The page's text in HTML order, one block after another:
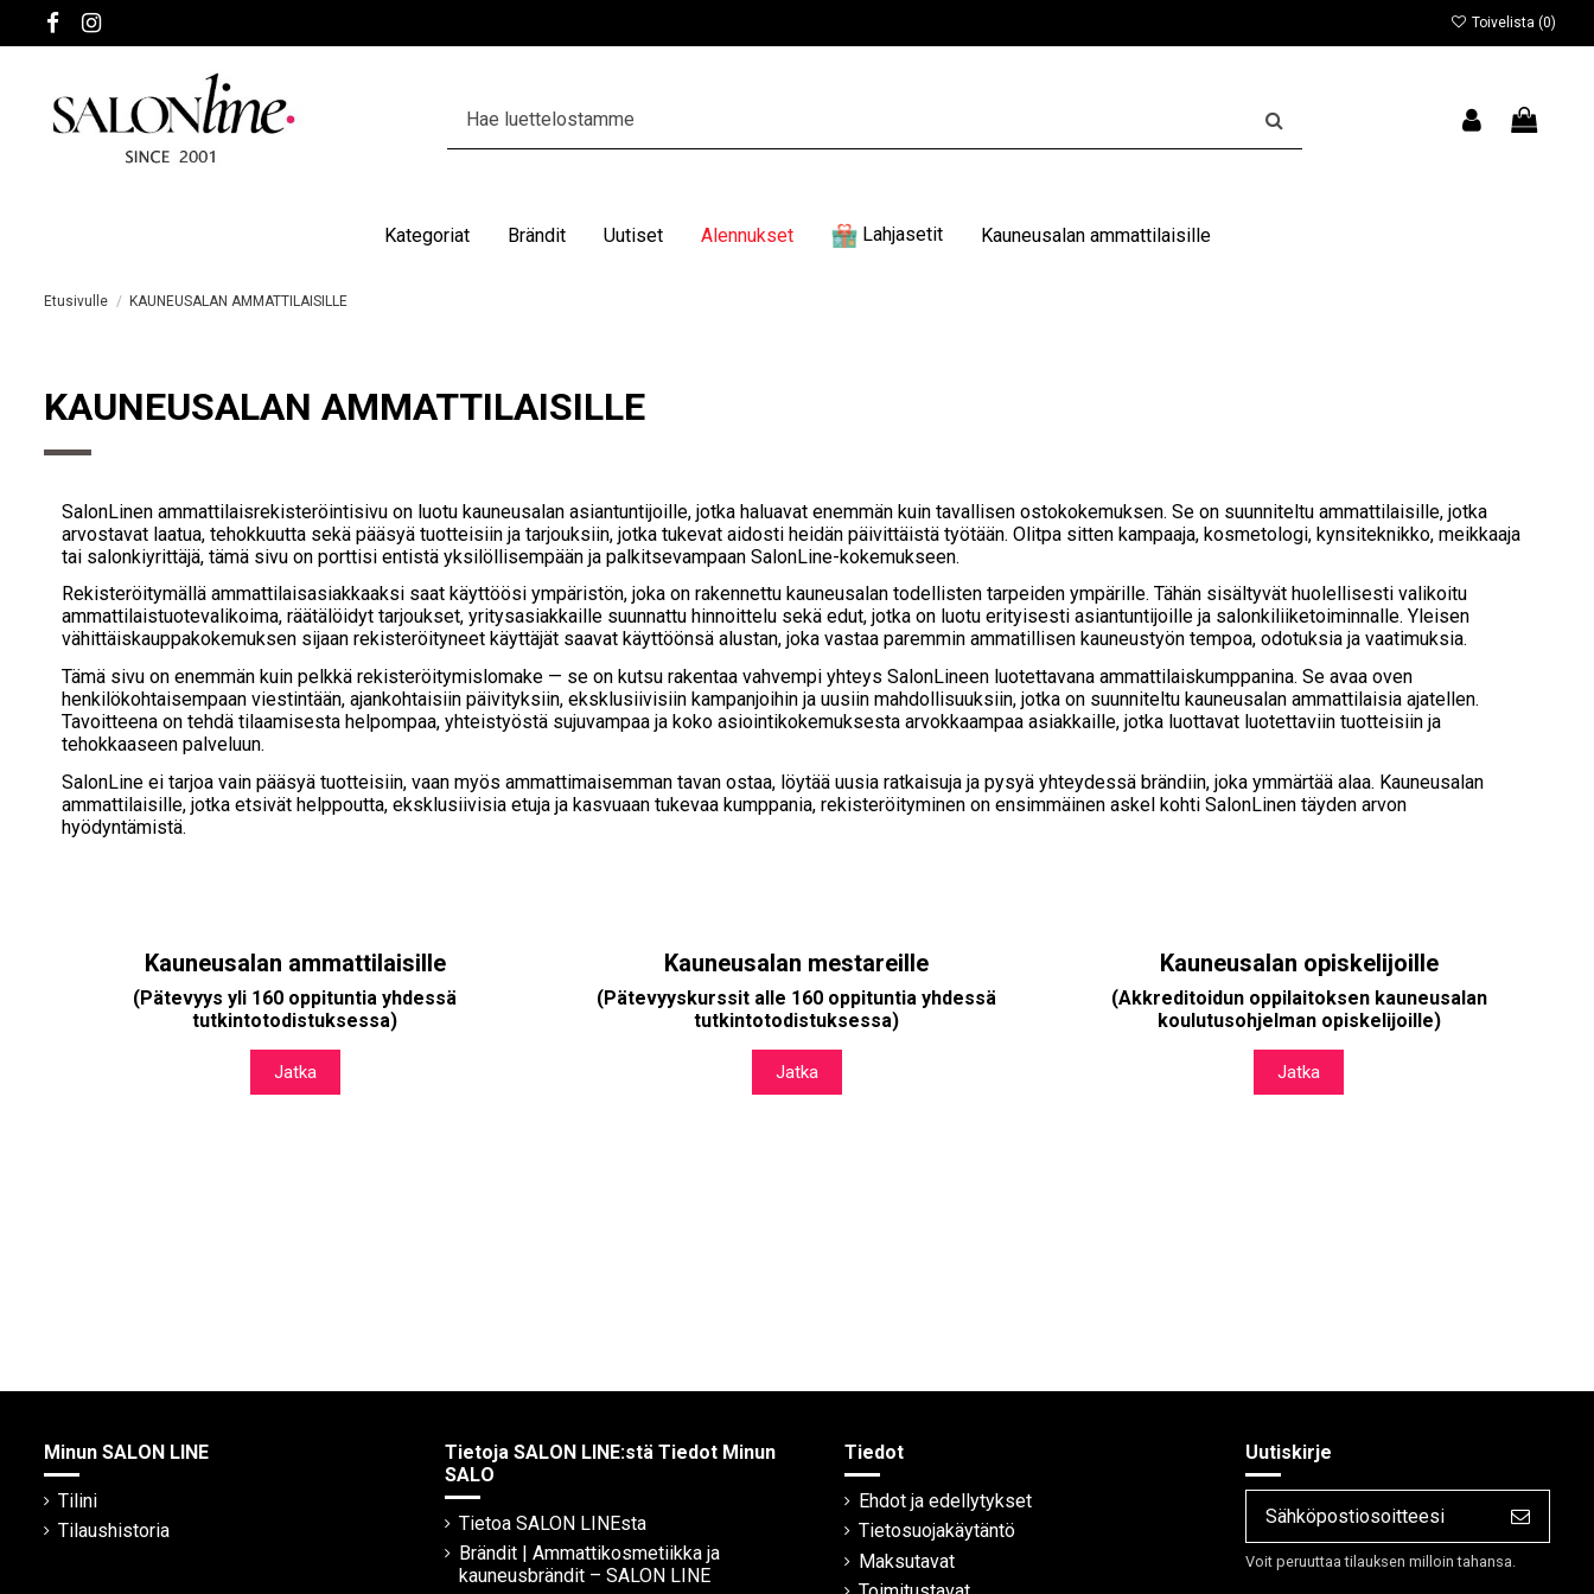
Toivelista (0)
Kategoriat Brändit Uutiset Alennukset Lahjasetit Kauneusalan ammattilaisille
Etusivulle KAUNEUSALAN AMMATTILAISILLE
KAUNEUSALAN AMMATTILAISILLE
SalonLinen ammattilaisrekisteröintisivu on luotu kauneusalan asiantuntijoille, jotka haluavat enemmän kuin tavallisen ostokokemuksen. Se on suunniteltu ammattilaisille, jotka
arvostavat laatua, tehokkuutta sekä pääsyä tuotteisiin ja tarjouksiin, jotka tukevat aidosti heidän päivittäistä työtään. Olitpa sitten kampaaja, kosmetologi, kynsiteknikko, meikkaaja
tai salonkiyrittäjä, tämä sivu on porttisi entistä yksilöllisempään ja palkitsevampaan SalonLine-kokemukseen.
Rekisteröitymällä ammattilaisasiakkaaksi saat käyttöösi ympäristön, joka on rakennettu kauneusalan todellisten tarpeiden ympärille. Tähän sisältyvät huolellisesti valikoitu
ammattilaistuotevalikoima, räätälöidyt tarjoukset, yritysasiakkaille suunnattu hinnoittelu sekä edut, jotka on luotu erityisesti asiantuntijoille ja salonkiliiketoiminnalle. Yleisen
vähittäiskauppakokemuksen sijaan rekisteröityneet käyttäjät saavat käyttöönsä alustan, joka vastaa paremmin ammatillisen kauneustyön tempoa, odotuksia ja vaatimuksia.
Tämä sivu on enemmän kuin pelkkä rekisteröitymislomake — se on kutsu rakentaa vahvempi yhteys SalonLineen luotettavana ammattilaiskumppanina. Se avaa oven
henkilökohtaisempaan viestintään, ajankohtaisiin päivityksiin, eksklusiivisiin kampanjoihin ja uusiin mahdollisuuksiin, jotka on suunniteltu kauneusalan ammattilaisia ajatellen.
Tavoitteena on tehdä tilaamisesta helpompaa, yhteistyöstä sujuvampaa ja koko asiointikokemuksesta arvokkaampaa asiakkaille, jotka luottavat luotettaviin tuotteisiin ja
tehokkaaseen palveluun.
SalonLine ei tarjoa vain pääsyä tuotteisiin, vaan myös ammattimaisemman tavan ostaa, löytää uusia ratkaisuja ja pysyä yhteydessä brändiin, joka ymmärtää alaa. Kauneusalan
ammattilaisille, jotka etsivät helppoutta, eksklusiivisia etuja ja kasvuaan tukevaa kumppania, rekisteröityminen on ensimmäinen askel kohti SalonLinen täyden arvon
hyödyntämistä.
Kauneusalan ammattilaisille
(Pätevyys yli 160 oppituntia yhdessä
tutkintotodistuksessa)
Jatka
Kauneusalan mestareille
(Pätevyyskurssit alle 160 oppituntia yhdessä
tutkintotodistuksessa)
Jatka
Kauneusalan opiskelijoille
(Akkreditoidun oppilaitoksen kauneusalan
koulutusohjelman opiskelijoille)
Jatka
Minun SALON LINE
Tilini
Tilaushistoria
Tietoja SALON LINE:stä Tiedot Minun
SALO
Tietoa SALON LINEsta
Brändit | Ammattikosmetiikka ja
kauneusbrändit – SALON LINE
Tiedot
Ehdot ja edellytykset
Tietosuojakäytäntö
Maksutavat
Uutiskirje
Voit peruuttaa tilauksen milloin tahansa.